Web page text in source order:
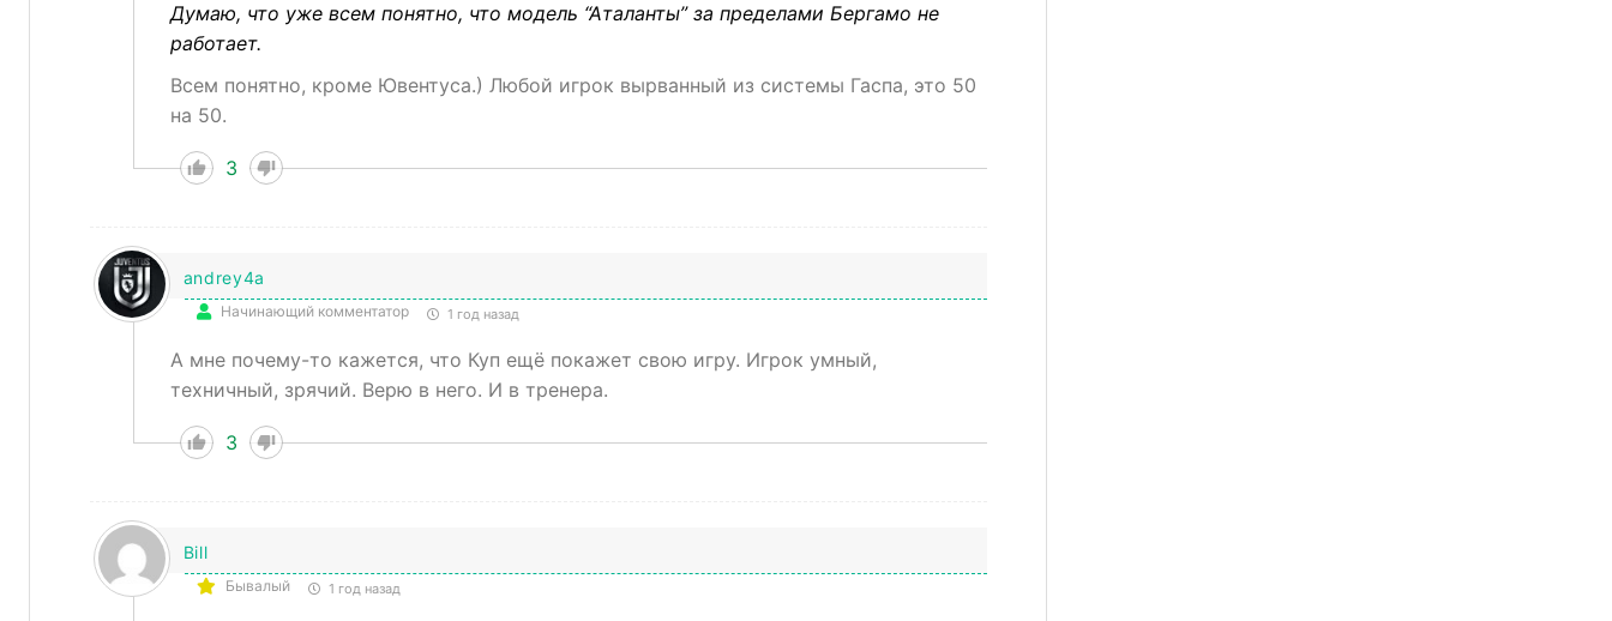
Думаю, что уже всем понятно, что модель “Аталанты” за пределами Бергамо не
работает.
Всем понятно, кроме Ювентуса.) Любой игрок вырванный из системы Гаспа, это 50
на 50.
3
andrey4a
Начинающий комментатор 1 год назад
А мне почему-то кажется, что Куп ещё покажет свою игру. Игрок умный,
техничный, зрячий. Верю в него. И в тренера.
3
Bill
Бывалый 1 год назад